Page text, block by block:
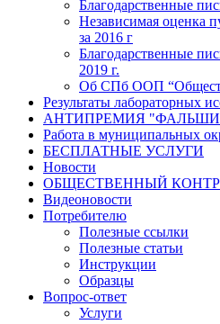
Благодарственные
Независимая оценка
за 2016 г
Благодарственные
2019 г.
Об СПб ООП
Результаты лабораторных
АНТИПРЕМИЯ
Работа в муниципальных
БЕСПЛАТНЫЕ УСЛУГИ
Новости
ОБЩЕСТВЕННЫЙ
Видеоновости
Потребителю
Полезные ссылки
Полезные статьи
Инструкции
Образцы
Вопрос-ответ
Услуги